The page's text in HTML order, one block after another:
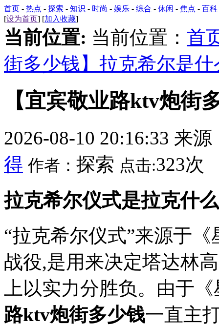
首页 - 热点 - 探索 - 知识 - 时尚 - 娱乐 - 综合 - 休闲 - 焦点 - 百科
[设为首页] [加入收藏]
当前位置: 当前位置： 首
街多少钱】拉克希尔是什
【宜宾敬业路ktv炮街
2026-08-10 20:16:33 来源
得 作者： 探索 点击:323次
拉克希尔仪式是拉克什
“拉克希尔仪式”来源于
战役,是用来决定塔达林
上以实力分胜负。由于
路ktv炮街多少钱一直主